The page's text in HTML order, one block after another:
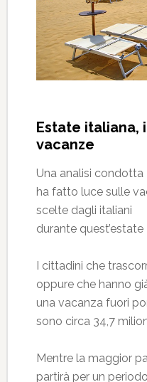
Estate italiana,
vacanze
Una analisi condotta
ha fatto luce sulle
scelte dagli italiani
durante quest’estate
I cittadini che
oppure che hanno
una vacanza fuori
sono circa 34,7
Mentre la maggior
partirà per un periodo